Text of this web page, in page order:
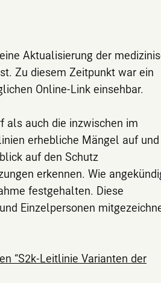
Aktualisierung der
Zu diesem Zeitpunkt war ein
Online-Link einsehbar.
als auch die inzwischen im
erhebliche Mängel auf und
auf den Schutz
erkennen. Wie
festgehalten. Diese
Einzelpersonen
“S2k-Leitlinie Varianten der